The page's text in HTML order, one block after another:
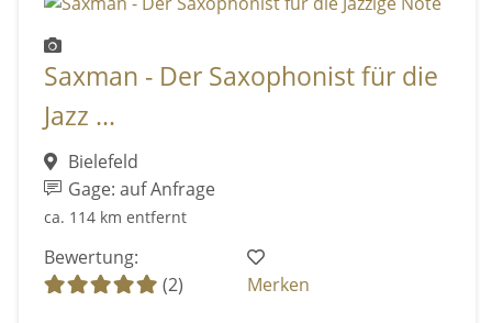
Saxman - Der Saxophonist für die
Jazz ...
Bielefeld
Gage: auf Anfrage
ca. 114 km entfernt
Bewertung:
(2)
Merken